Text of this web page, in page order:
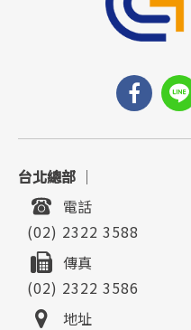
台北總部 ｜
地址
電話
(02) 2322 3588
傳真
(02) 2322 3586